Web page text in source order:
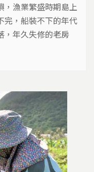
，漁業繁盛時期島上
完，船裝不下的年代
，年久失修的老房
記憶。 澎湖南海
我們陸續前往東吉
瑚鋪滿海底，還有
的珊瑚花園，相當